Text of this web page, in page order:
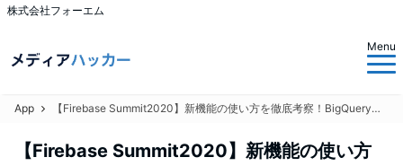
株式会社フォーエム
Menu
App 【Firebase Summit2020】新機能の使い方を徹底考察！BigQueryへセグメントインポートできるようになってできることを考える記事
【Firebase Summit2020】新機能の使い方